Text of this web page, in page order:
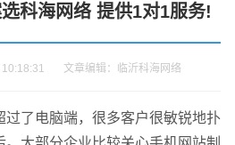
科海网络 提供1对1服务!
10:18:31 文章编辑：临沂科海网络
了电脑端，很多客户很敏锐地扑